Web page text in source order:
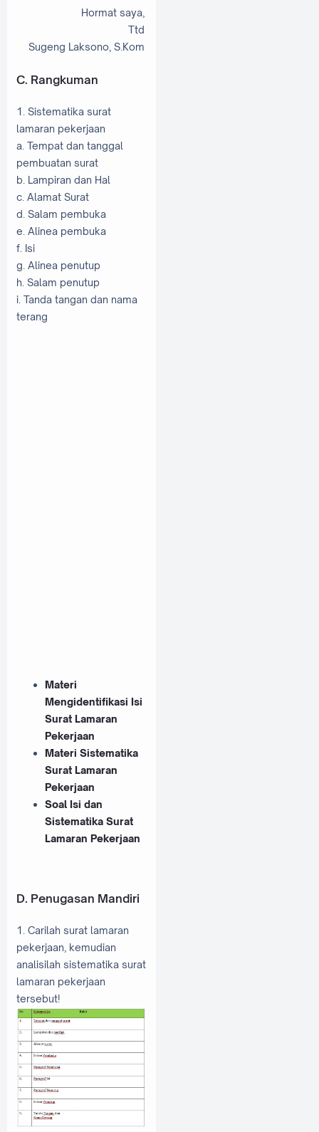
Hormat saya,
Ttd
Sugeng Laksono, S.Kom
C. Rangkuman
1. Sistematika surat
lamaran pekerjaan
a. Tempat dan tanggal
pembuatan surat
b. Lampiran dan Hal
c. Alamat Surat
d. Salam pembuka
e. Alinea pembuka
f. Isi
g. Alinea penutup
h. Salam penutup
i. Tanda tangan dan nama
terang
Materi
Mengidentifikasi Isi
Surat Lamaran
Pekerjaan
Materi Sistematika
Surat Lamaran
Pekerjaan
Soal Isi dan
Sistematika Surat
Lamaran Pekerjaan
D. Penugasan Mandiri
1. Carilah surat lamaran
pekerjaan, kemudian
analisilah sistematika surat
lamaran pekerjaan
tersebut!